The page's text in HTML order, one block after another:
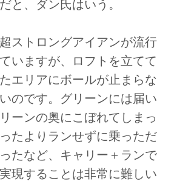
と、ダン氏はいう。
ストロングアイアンが流行
いますが、ロフトを立てて
エリアにボールが止まらな
のです。グリーンには届い
ーンの奥にこぼれてしまっ
たよりランせずに乗っただ
たなど、キャリー＋ランで
現することは非常に難しい